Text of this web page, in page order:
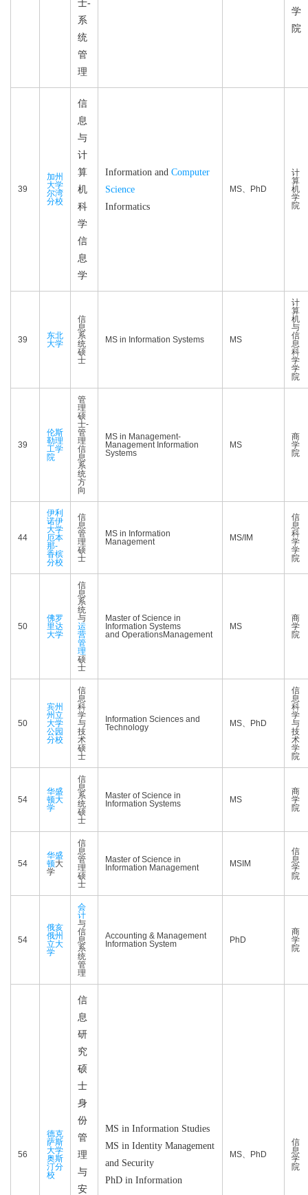
士-
系
统
管
理
学
院
39
加州
大学
尔湾
分校
信
息
与
计
算
机
科
学
信
息
学
Information and Computer
Science
Informatics
MS、PhD
计
算
机
学
院
39
东北
大学
信
息
系
统
硕
士
MS in Information Systems MS
计
算
机
与
信
息
科
学
学
院
39
伦斯
勒理
工学
院
管
理
硕
士-
管
理
信
息
系
统
方
向
MS in Management-
Management Information
Systems
MS
商
学
院
44
伊利
诺伊
大学
厄本
那-
香槟
分校
信
息
管
理
硕
士
MS in Information
Management
MS/IM
信
息
科
学
学
院
50
佛罗
里达
大学
信
息
系
统
与
运
营
管
理
硕
士
Master of Science in
Information Systems
and OperationsManagement
MS
商
学
院
50
宾州
州立
大学
公园
分校
信
息
科
学
与
技
术
硕
士
Information Sciences and
Technology
MS、PhD
信
息
科
学
与
技
术
学
院
54
华盛
顿大
学
信
息
系
统
硕
士
Master of Science in
Information Systems
MS
商
学
院
54
华盛
顿大
学
信
息
管
理
硕
士
Master of Science in
Information Management
MSIM
信
息
学
院
54
俄亥
俄州
立大
学
会
计
与
信
息
系
统
管
理
Accounting & Management
Information System
PhD
商
学
院
56
德克
萨斯
大学
奥斯
汀分
校
信
息
研
究
硕
士
身
份
管
理
与
安
MS in Information Studies
MS in Identity Management
and Security
PhD in Information
MS、PhD
信
息
学
院